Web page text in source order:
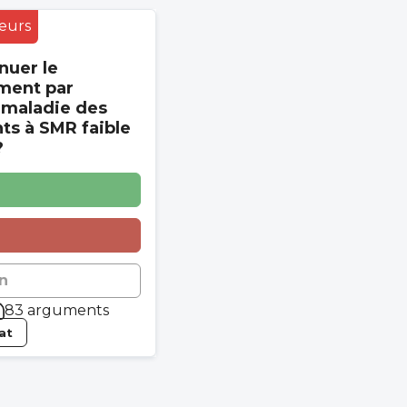
le
par
des
à SMR faible
83 arguments